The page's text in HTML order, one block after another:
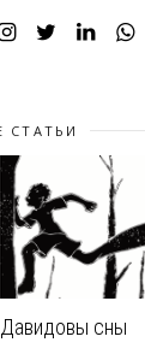
СТАТЬИ
Давидовы сны